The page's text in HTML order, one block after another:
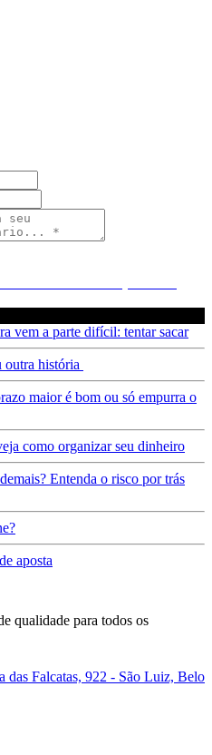
vem a parte difícil: tentar sacar
história
maior é bom ou só empurra o
como organizar seu dinheiro
Entenda o risco por trás
aposta
qualidade para todos os
das Falcatas, 922 - São Luiz, Belo